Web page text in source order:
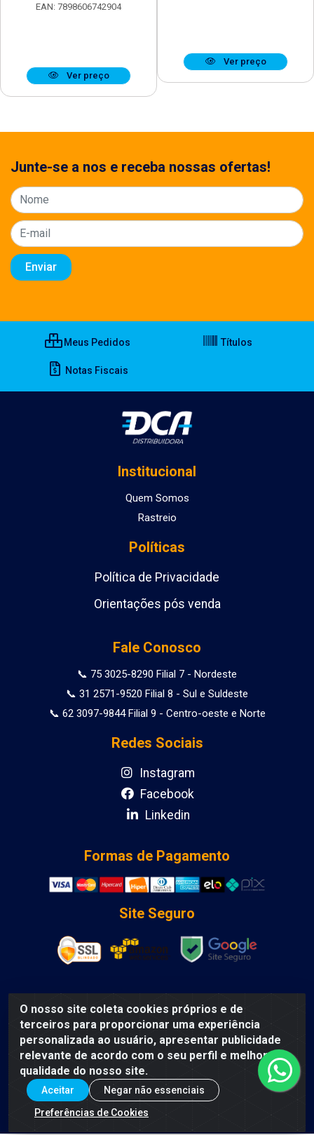
EAN: 7898606742904
Ver preço
Ver preço
O nosso site coleta cookies próprios e de
terceiros para proporcionar uma experiência
personalizada ao usuário, apresentar publicidade
relevante de acordo com o seu perfil e melhorar a
qualidade do nosso site.
Aceitar
Negar não essenciais
Preferências de Cookies
Junte-se a nos e receba nossas ofertas!
Meus Pedidos Títulos
Notas Fiscais
Institucional
Quem Somos
Rastreio
Políticas
Política de Privacidade
Orientações pós venda
Fale Conosco
📞 75 3025-8290 Filial 7 - Nordeste
📞 31 2571-9520 Filial 8 - Sul e Suldeste
📞 62 3097-9844 Filial 9 - Centro-oeste e Norte
Redes Sociais
Instagram
Facebook
Linkedin
Formas de Pagamento
Site Seguro
DCA DISTRIBUIDORA DE COSMETICOS LTDA - AV DEPUTADO
LUIS EDUARDO MAGALHAES, Humildes, Feira de Santana/BA
- CEP 44135-000 - CNPJ: 31.912.909/0001-40